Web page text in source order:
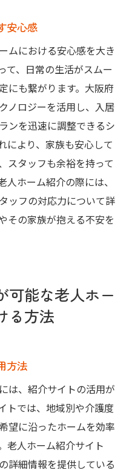
安心感
ムにおける安心感を大き
て、日常の生活がスムー
にも繋がります。大阪府
ノロジーを活用し、入居
ンを迅速に調整できるシ
により、家族も安心して
スタッフも余裕を持って
ホーム紹介の際には、
ッフの対応力について詳
その家族が抱える不安を
可能な老人ホー
る方法
方法
は、紹介サイトの活用が
トでは、地域別や介護度
望に沿ったホームを効率
老人ホーム紹介サイト
詳細情報を提供している